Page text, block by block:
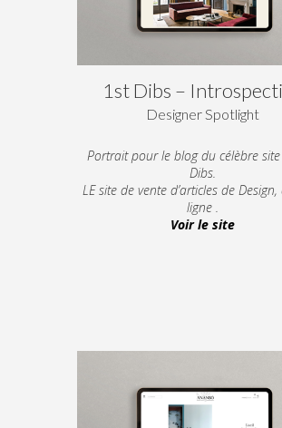
1st Dibs –
Designer Spotlight
Portrait pour le blog du célèbre
Dibs.
LE site de vente d’articles de Design,
ligne .
Voir le site